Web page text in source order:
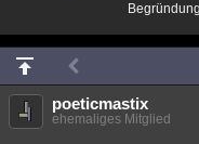
Spiritualität
Natur Umfragen
poeticmastix
ehemaliges Mitglied